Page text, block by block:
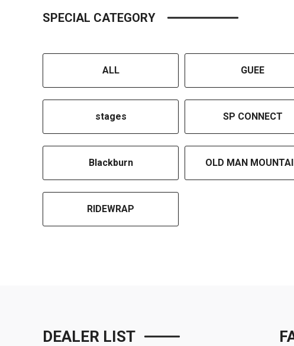
SPECIAL CATEGORY
ALL GUEE
stages SP CONNECT
Blackburn OLD MAN
RIDEWRAP
DEALER LIST